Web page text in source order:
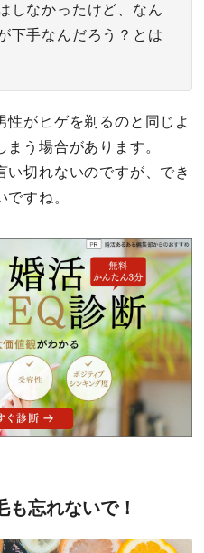
しなかったけど、なん
下手なんだろう？とは
性がヒゲを剃るのと同じよ
う場合があります。
切れないのですが、でき
すね。
忘れないで！